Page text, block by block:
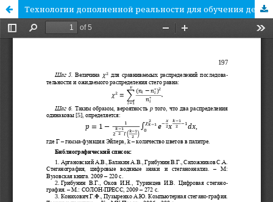
Технологии дополненной реальности для обучения детей устному счету